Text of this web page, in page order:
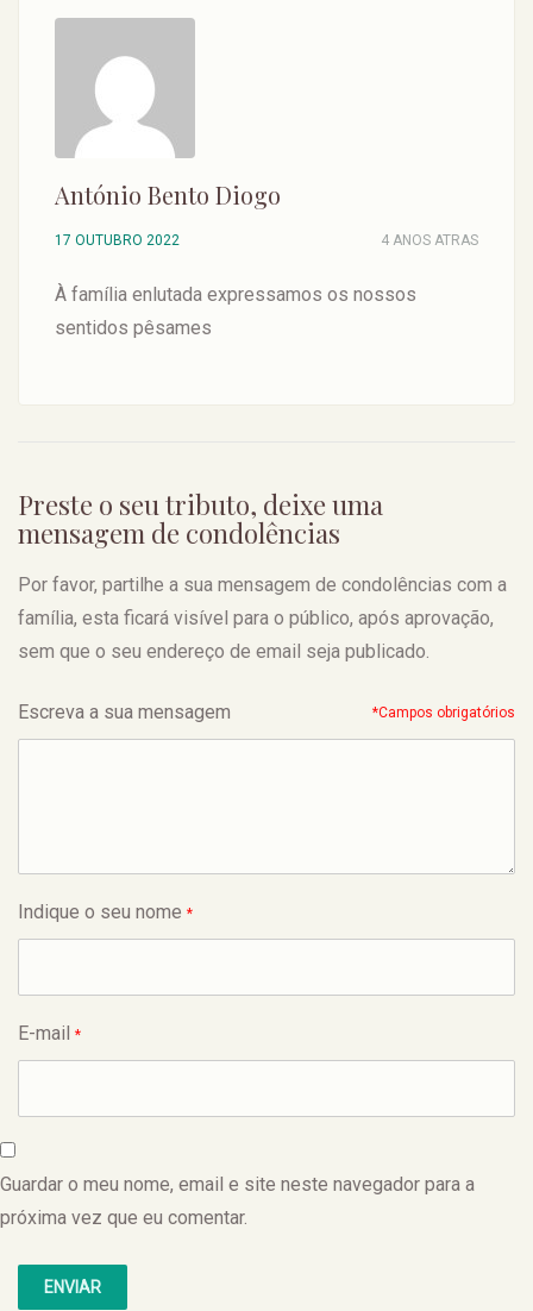
António Bento Diogo
17 OUTUBRO 2022 4 ANOS ATRAS
À família enlutada expressamos os nossos
sentidos pêsames
Preste o seu tributo, deixe uma
mensagem de condolências
Por favor, partilhe a sua mensagem de condolências com a
família, esta ficará visível para o público, após aprovação,
sem que o seu endereço de email seja publicado.
Escreva a sua mensagem *Campos obrigatórios
Indique o seu nome *
E-mail *
Guardar o meu nome, email e site neste navegador para a
próxima vez que eu comentar.